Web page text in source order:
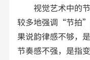
视觉艺术中的节
较多地强调“节拍
果说韵律感不够，
节奏感不强，是指